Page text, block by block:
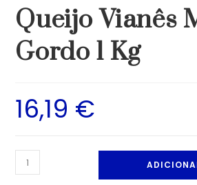
Queijo Vianês
Gordo 1 Kg
16,19 €